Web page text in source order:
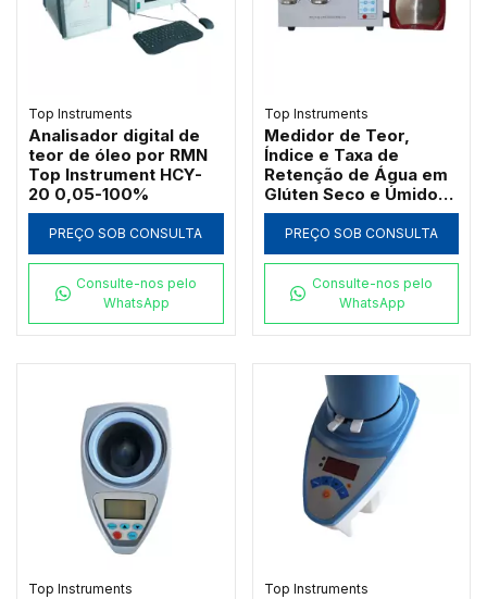
Top Instruments
Analisador digital de
teor de óleo por RMN
Top Instrument HCY-
20 0,05-100%
PREÇO SOB CONSULTA
Consulte-nos pelo
WhatsApp
Top Instruments
Medidor de Teor,
Índice e Taxa de
Retenção de Água em
Glúten Seco e Úmido
TOP Instruments MJ-
III-APREÇO SOB CONSULTA
Consulte-nos pelo
WhatsApp
Top Instruments Top Instruments